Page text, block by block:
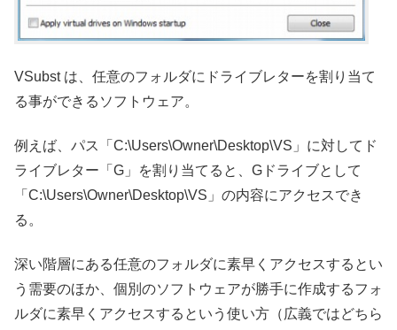
VSubst は、任意のフォルダにドライブレターを割り当て
る事ができるソフトウェア。
例えば、パス「C:\Users\Owner\Desktop\VS」に対してド
ライブレター「G」を割り当てると、Gドライブとして
「C:\Users\Owner\Desktop\VS」の内容にアクセスでき
る。
深い階層にある任意のフォルダに素早くアクセスするとい
う需要のほか、個別のソフトウェアが勝手に作成するフォ
ルダに素早くアクセスするという使い方（広義ではどちら